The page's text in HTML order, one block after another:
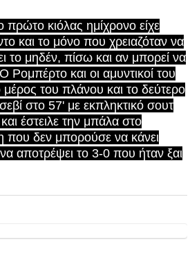
κιόλας ημίχρονο είχε
και το μόνο που χρειαζόταν να
το μηδέν, πίσω και αν μπορεί να
Ρομπέρτο και οι αμυντικοί του
του πλάνου και το δεύτερο
στο 57' με εκπληκτικό σουτ
έστειλε την μπάλα στο
που δεν μπορούσε να κάνει
αποτρέψει το 3-0 που ήταν ξαι